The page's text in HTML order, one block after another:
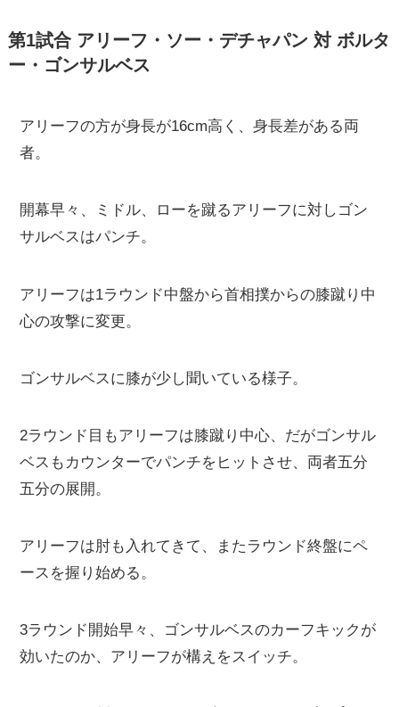
第1試合 アリーフ・ソー・デチャパン 対 ボルタ
ー・ゴンサルベス
アリーフの方が身長が16cm高く、身長差がある両
者。
開幕早々、ミドル、ローを蹴るアリーフに対しゴン
サルベスはパンチ。
アリーフは1ラウンド中盤から首相撲からの膝蹴り中
心の攻撃に変更。
ゴンサルベスに膝が少し聞いている様子。
2ラウンド目もアリーフは膝蹴り中心、だがゴンサル
ベスもカウンターでパンチをヒットさせ、両者五分
五分の展開。
アリーフは肘も入れてきて、またラウンド終盤にペ
ースを握り始める。
3ラウンド開始早々、ゴンサルベスのカーフキックが
効いたのか、アリーフが構えをスイッチ。